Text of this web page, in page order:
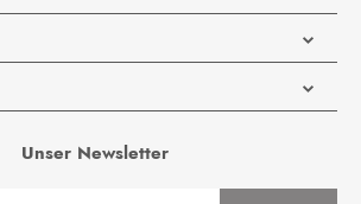
Unser Newsletter